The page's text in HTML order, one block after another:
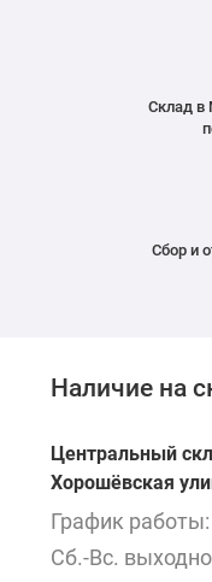
Склад в
Сбор и
Наличие на
Центральный
Хорошёвская
График
Сб.-Вс.